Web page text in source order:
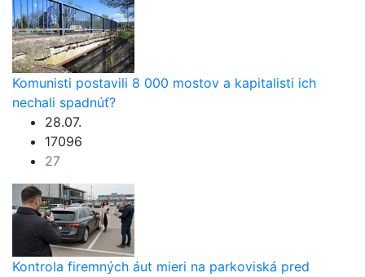
Komunisti postavili 8 000 mostov a kapitalisti ich
nechali spadnúť?
28.07.
17096
27
Kontrola firemných áut mieri na parkoviská pred